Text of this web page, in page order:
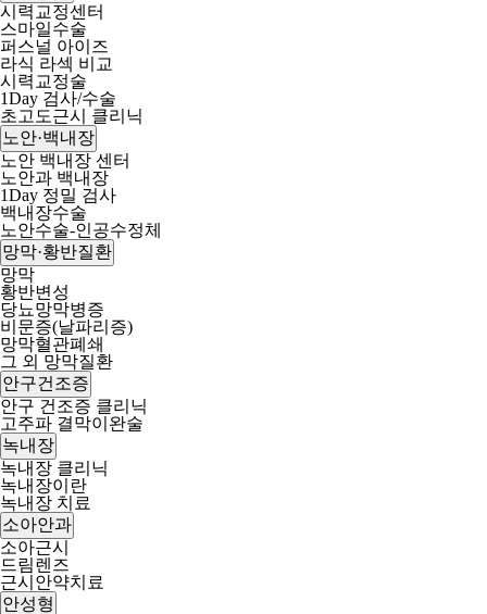
시력교정센터
스마일수술
퍼스널 아이즈
라식 라섹 비교
시력교정술
1Day 검사/수술
초고도근시 클리닉
노안·백내장
노안 백내장 센터
노안과 백내장
1Day 정밀 검사
백내장수술
노안수술-인공수정체
망막·황반질환
망막
황반변성
당뇨망막병증
비문증(날파리증)
망막혈관폐쇄
그 외 망막질환
안구건조증
안구 건조증 클리닉
고주파 결막이완술
녹내장
녹내장 클리닉
녹내장이란
녹내장 치료
소아안과
소아근시
드림렌즈
근시안약치료
안성형